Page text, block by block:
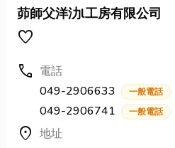
茆師父洋氻l工房有限公司
favorite
call 電話
049-2906633
一般電話
049-2906741 一般電話
location_on 地址